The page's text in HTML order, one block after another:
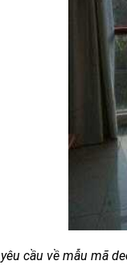
cầu về mẫu mã